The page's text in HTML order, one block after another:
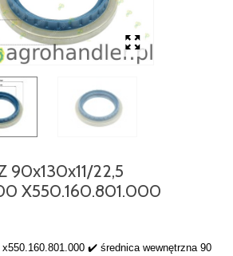
90x130x11/22,5
X550.160.801.000
✔️ średnica wewnętrzna 90